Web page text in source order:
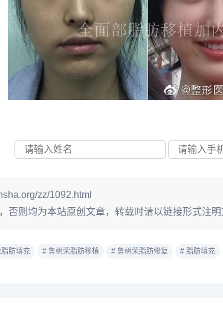
zz/1092.html
否则均为本站原创文章，转载时请以链接形式注明
肪填充 # 鲁树荣脂肪移植 # 鲁树荣脂肪修复 # 脂肪填充